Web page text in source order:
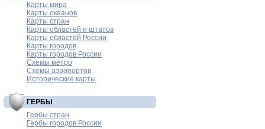
Карты мира
Карты океанов
Карты стран
Карты областей и штатов
Карты областей России
Карты городов
Карты городов России
Схемы метро
Схемы аэропортов
Исторические карты
ГЕРБЫ
Гербы стран
Гербы городов России